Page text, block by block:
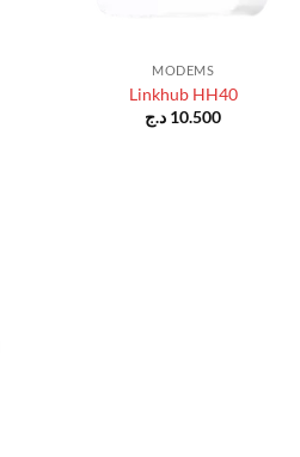
MODEMS
Linkhub HH40
10.500 د.ج